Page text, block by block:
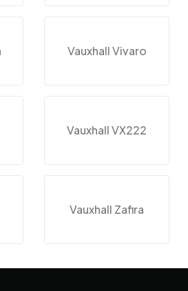
Vauxhall Vivaro
Vauxhall VX222
Vauxhall Zafira